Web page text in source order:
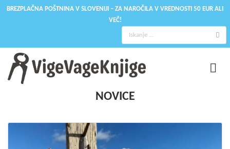
BREZPLAČNA POŠTNINA V SLOVENIJI – ZA NAROČILA V VREDNOSTI 50 EUR ALI
VEČ!
NOVICE